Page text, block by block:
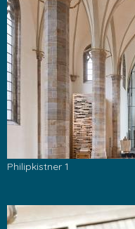
Philipkistner 1